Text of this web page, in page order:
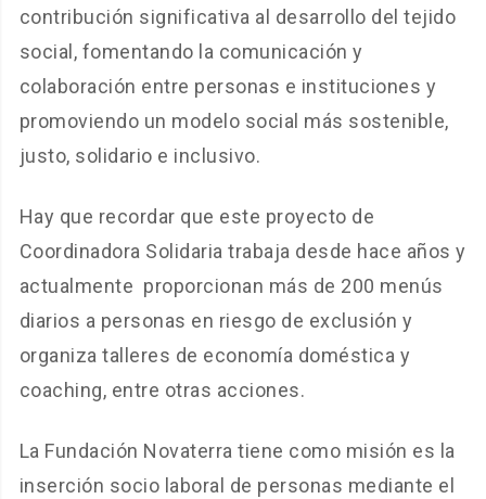
contribución significativa al desarrollo del tejido
social, fomentando la comunicación y
colaboración entre personas e instituciones y
promoviendo un modelo social más sostenible,
justo, solidario e inclusivo.
Hay que recordar que este proyecto de
Coordinadora Solidaria trabaja desde hace años y
actualmente proporcionan más de 200 menús
diarios a personas en riesgo de exclusión y
organiza talleres de economía doméstica y
coaching, entre otras acciones.
La Fundación Novaterra tiene como misión es la
inserción socio laboral de personas mediante el